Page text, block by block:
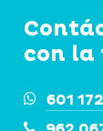
pueden
elegir
la
con la
601